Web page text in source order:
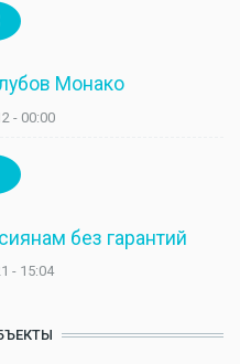
Монако
- 00:00
без гарантий
- 15:04